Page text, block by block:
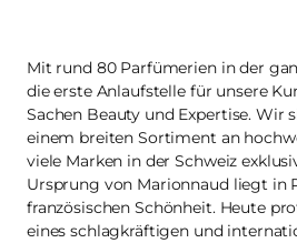
Mit rund 80 Parfümerien in der
die erste Anlaufstelle für unsere
Sachen Beauty und Expertise. Wir
einem breiten Sortiment an
viele Marken in der Schweiz
Ursprung von Marionnaud liegt in
französischen Schönheit. Heute
eines schlagkräftigen und